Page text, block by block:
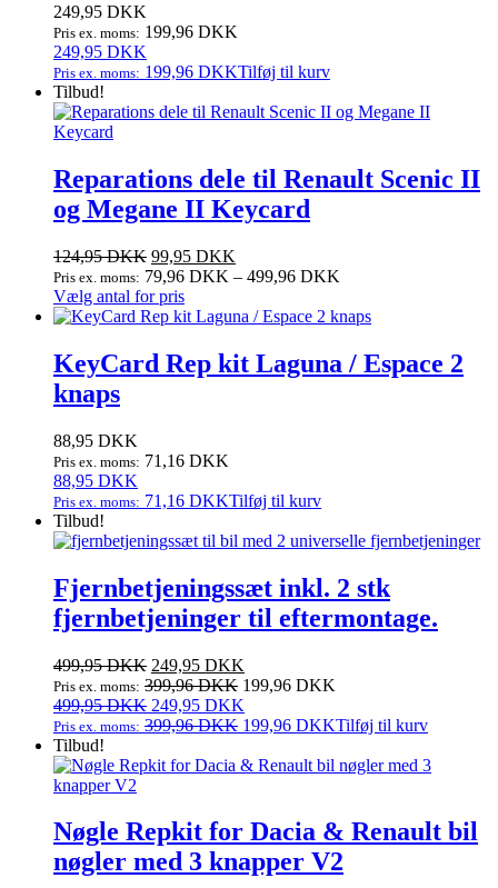
249,95 DKK
Pris ex. moms: 199,96 DKK
249,95 DKK
Pris ex. moms: 199,96 DKKTilføj til kurv
Tilbud!
Reparations dele til Renault Scenic II
og Megane II Keycard
124,95DKK 99,95 DKK
Pris ex. moms: 79,96 DKK – 499,96 DKK
Vælg antal for prisDette
vare
varianter.
på
KeyCard Rep kit Laguna / Espace 2
knaps
88,95 DKK
Pris ex. moms: 71,16 DKK
88,95 DKK
Pris ex. moms: 71,16 DKKTilføj til kurv
Tilbud!
Fjernbetjeningssæt inkl. 2 stk
fjernbetjeninger til eftermontage.
499,95DKK Den
oprindelige
pris
var:
249,95 DKK
aktuelle
er:
Pris ex. moms: 399,96DKK 199,96 DKK
499,95DKK Den
oprindelige
var:
249,95 DKK
aktuelle
er:
Pris ex. moms: 399,96DKK 199,96 DKKTilføj til kurv
Tilbud!
Nøgle Repkit for Dacia & Renault bil
nøgler med 3 knapper V2